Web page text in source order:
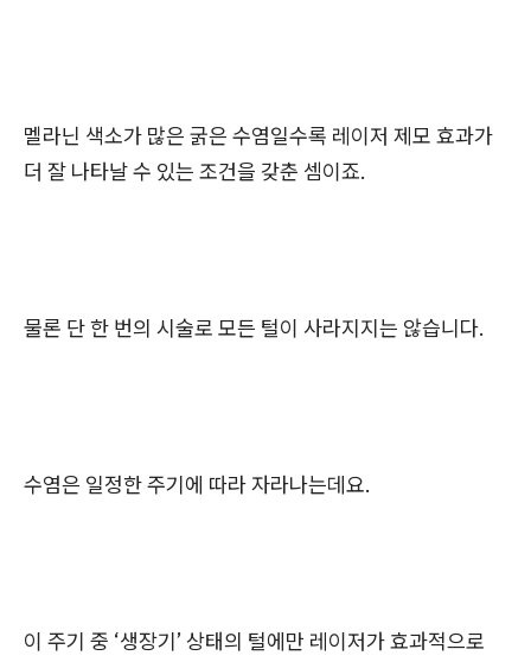
멜라닌 색소가 많은 굵은 수염일수록 레이저 제모 효과가
더 잘 나타날 수 있는 조건을 갖춘 셈이죠.
물론 단 한 번의 시술로 모든 털이 사라지지는 않습니다.
수염은 일정한 주기에 따라 자라나는데요.
이 주기 중 ‘생장기’ 상태의 털에만 레이저가 효과적으로